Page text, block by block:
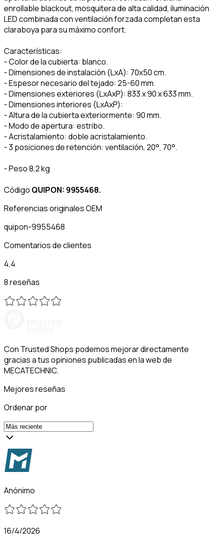
enrollable blackout, mosquitera de alta calidad, iluminación
LED combinada con ventilación forzada completan esta
claraboya para su máximo confort.
Características:
- Color de la cubierta: blanco.
- Dimensiones de instalación (LxA): 70x50 cm.
- Espesor necesario del tejado: 25-60 mm.
- Dimensiones exteriores (LxAxP): 833 x 90 x 633 mm.
- Dimensiones interiores (LxAxP):
- Altura de la cubierta exteriormente: 90 mm.
- Modo de apertura: estribo.
- Acristalamiento: doble acristalamiento.
- 3 posiciones de retención: ventilación, 20°, 70°.
- Peso 8,2 kg
Código QUIPON: 9955468.
Referencias originales OEM
quipon-9955468
Comentarios de clientes
4,4
8 reseñas
Con Trusted Shops podemos mejorar directamente
gracias a tus opiniones publicadas en la web de
MECATECHNIC.
Mejores reseñas
Ordenar por
Anónimo
16/4/2026